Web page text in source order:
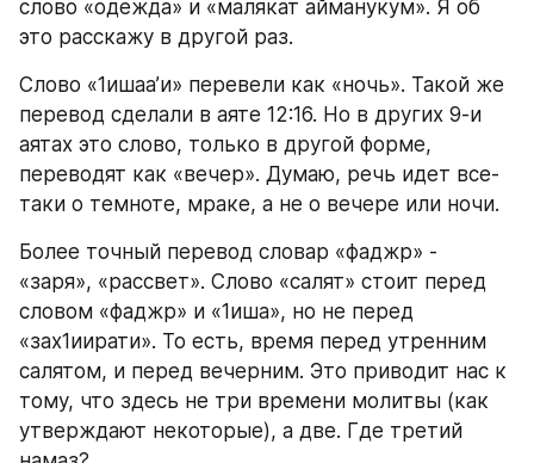
слово «одежда» и «малякат айманукум». Я об
это расскажу в другой раз.
Слово «1ишаа’и» перевели как «ночь». Такой же
перевод сделали в аяте 12:16. Но в других 9-и
аятах это слово, только в другой форме,
переводят как «вечер». Думаю, речь идет все-
таки о темноте, мраке, а не о вечере или ночи.
Более точный перевод словар «фаджр» -
«заря», «рассвет». Слово «салят» стоит перед
словом «фаджр» и «1иша», но не перед
«зах1иирати». То есть, время перед утренним
салятом, и перед вечерним. Это приводит нас к
тому, что здесь не три времени молитвы (как
утверждают некоторые), а две. Где третий